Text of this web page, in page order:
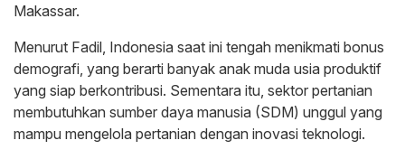
Makassar.
Menurut Fadil, Indonesia saat ini tengah menikmati bonus
demografi, yang berarti banyak anak muda usia produktif
yang siap berkontribusi. Sementara itu, sektor pertanian
membutuhkan sumber daya manusia (SDM) unggul yang
mampu mengelola pertanian dengan inovasi teknologi.